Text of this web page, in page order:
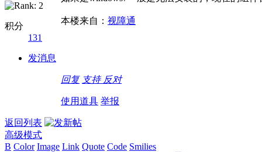
积分
131
发消息
本楼来自： 视障通
回复 支持 反对
使用道具 举报
返回列表
高级模式
B Color Image Link Quote Code Smilies